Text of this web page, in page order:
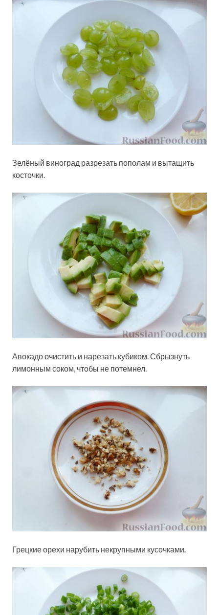
Зелёный виноград разрезать пополам и вытащить
косточки.
Авокадо очистить и нарезать кубиком. Сбрызнуть
лимонным соком, чтобы не потемнел.
Грецкие орехи нарубить некрупными кусочками.